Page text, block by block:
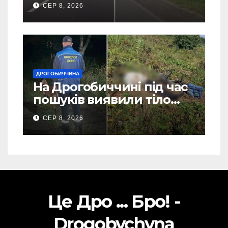
СЕР 8, 2026
ДРОГОБИЧЧИНА
На Дрогобиччині під час
пошуків виявили тіло
зниклого чоловіка (Фото)
СЕР 8, 2026
Це Дро ... Бро! -